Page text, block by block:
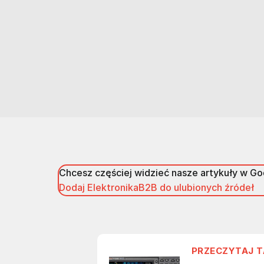
Chcesz częściej widzieć nasze artykuły w
Dodaj ElektronikaB2B do ulubionych źródeł